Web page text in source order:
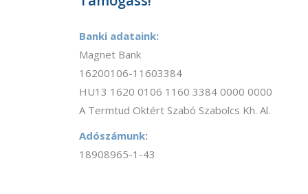
Banki adataink:
Magnet Bank
16200106-11603384
HU13 1620 0106 1160 3384 0000 0000
A Termtud Oktért Szabó Szabolcs Kh. Al.
Adószámunk:
18908965-1-43